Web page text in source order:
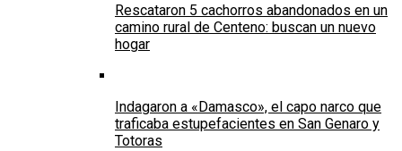
Rescataron 5 cachorros abandonados en un
camino rural de Centeno: buscan un nuevo
hogar
Indagaron a «Damasco», el capo narco que
traficaba estupefacientes en San Genaro y
Totoras